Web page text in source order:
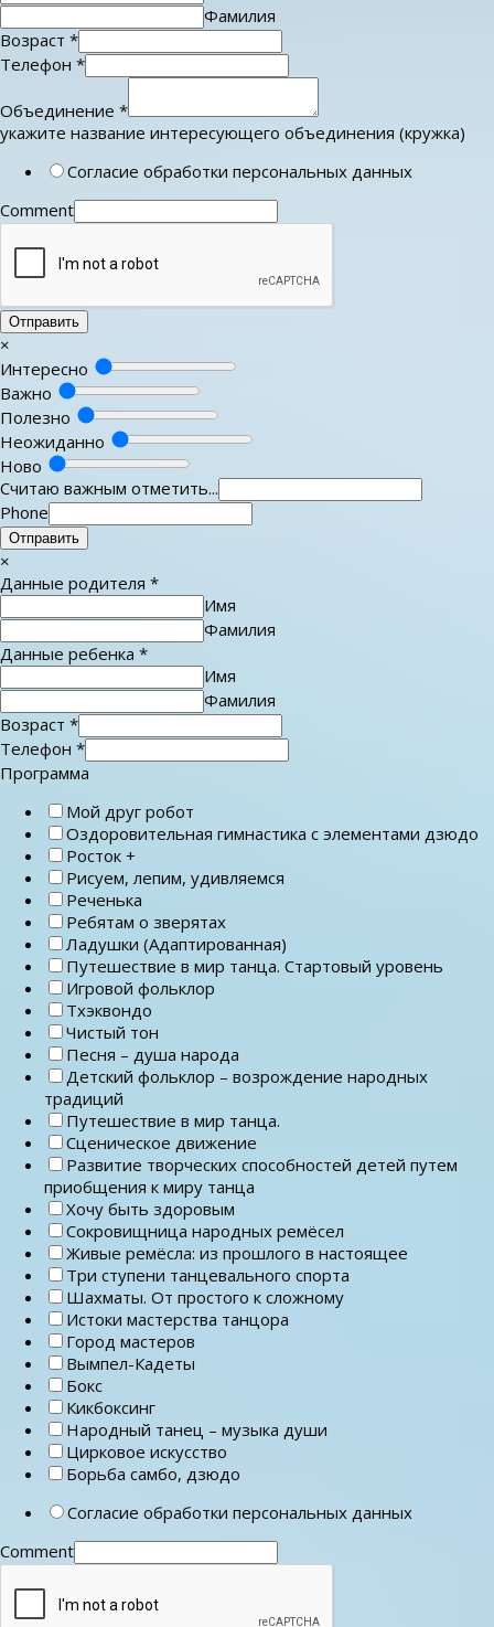
Фамилия
Возраст *
Телефон *
Объединение *
укажите название интересующего объединения (кружка)
Согласие обработки персональных данных
Comment
Отправить
×
Интересно
Важно
Полезно
Неожиданно
Ново
Считаю важным отметить...
Phone
Отправить
×
Данные родителя *
Имя
Фамилия
Данные ребенка *
Имя
Фамилия
Возраст *
Телефон *
Программа
Мой друг робот
Оздоровительная гимнастика с элементами дзюдо
Росток +
Рисуем, лепим, удивляемся
Реченька
Ребятам о зверятах
Ладушки (Адаптированная)
Путешествие в мир танца. Стартовый уровень
Игровой фольклор
Тхэквондо
Чистый тон
Песня – душа народа
Детский фольклор – возрождение народных
традиций
Путешествие в мир танца.
Сценическое движение
Развитие творческих способностей детей путем
приобщения к миру танца
Хочу быть здоровым
Сокровищница народных ремёсел
Живые ремёсла: из прошлого в настоящее
Три ступени танцевального спорта
Шахматы. От простого к сложному
Истоки мастерства танцора
Город мастеров
Вымпел-Кадеты
Бокс
Кикбоксинг
Народный танец – музыка души
Цирковое искусство
Борьба самбо, дзюдо
Согласие обработки персональных данных
Comment